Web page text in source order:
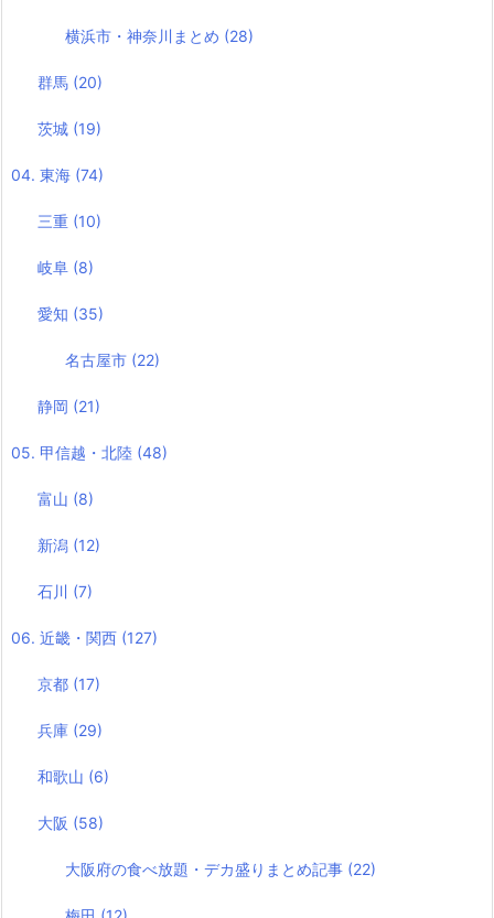
横浜市・神奈川まとめ (28)
群馬 (20)
茨城 (19)
04. 東海 (74)
三重 (10)
岐阜 (8)
愛知 (35)
名古屋市 (22)
静岡 (21)
05. 甲信越・北陸 (48)
富山 (8)
新潟 (12)
石川 (7)
06. 近畿・関西 (127)
京都 (17)
兵庫 (29)
和歌山 (6)
大阪 (58)
大阪府の食べ放題・デカ盛りまとめ記事 (22)